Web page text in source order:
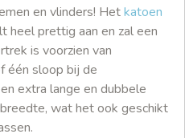
en vlinders! Hetkatoen
heel prettig aan en zal een
is voorzien van
één sloop bij de
extra lange en dubbele
wat het ook geschikt